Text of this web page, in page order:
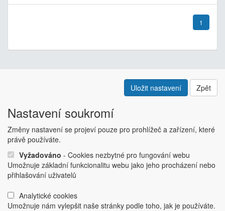
1
Kontakt
Odstoupení od smlouvy
Obchodní podmínky
Nastavení soukromí
ABRA ESHOPje nejlepším řešením e-commerce pro informační
systémyABRA.
ESHOP dodáváme předpřipravený s uživatelsky příjemnou
responzivní šablonou, která se dá upravit a optimalizovat na míru.
Uložit nastavení Zpět
Nastavení soukromí
Změny nastavení se projeví pouze pro prohlížeč a zařízení, které
právě používáte.
Vyžadováno - Cookies nezbytné pro fungování webu
Umožnuje základní funkcionalitu webu jako jeho procházení nebo
přihlašování uživatelů
Analytické cookies
Umožnuje nám vylepšit naše stránky podle toho, jak je používáte.